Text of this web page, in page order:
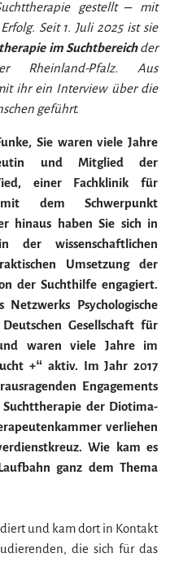
gestellt – mit
Seit 1. Juli 2025 ist sie
im Suchtbereichder
Rheinland-Pfalz. Aus
ihr ein Interview über die
geführt.
Sie waren viele Jahre
und Mitglied der
einer Fachklinik für
mit dem Schwerpunkt
hinaus haben Sie sich in
der wissenschaftlichen
Umsetzung der
der Suchthilfe engagiert.
Psychologische
Gesellschaft für
waren viele Jahre im
+“ aktiv. Im Jahr 2017
Engagements
der Diotima-
verliehen
Wie kam es
ganz dem Thema
und kam dort in Kontakt
die sich für das